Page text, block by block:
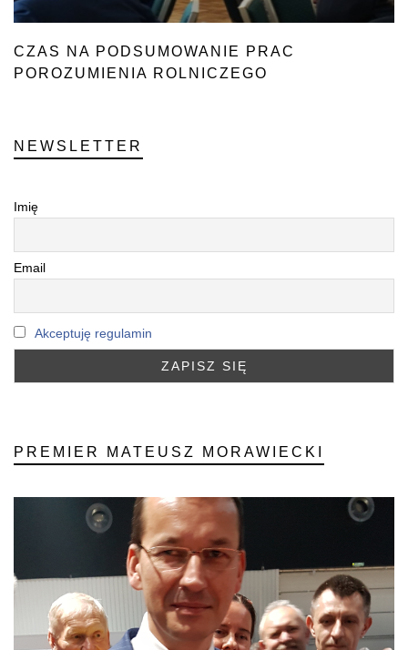
CZAS NA PODSUMOWANIE PRAC
POROZUMIENIA ROLNICZEGO
NEWSLETTER
Imię
Email
Akceptuję regulamin
PREMIER MATEUSZ MORAWIECKI